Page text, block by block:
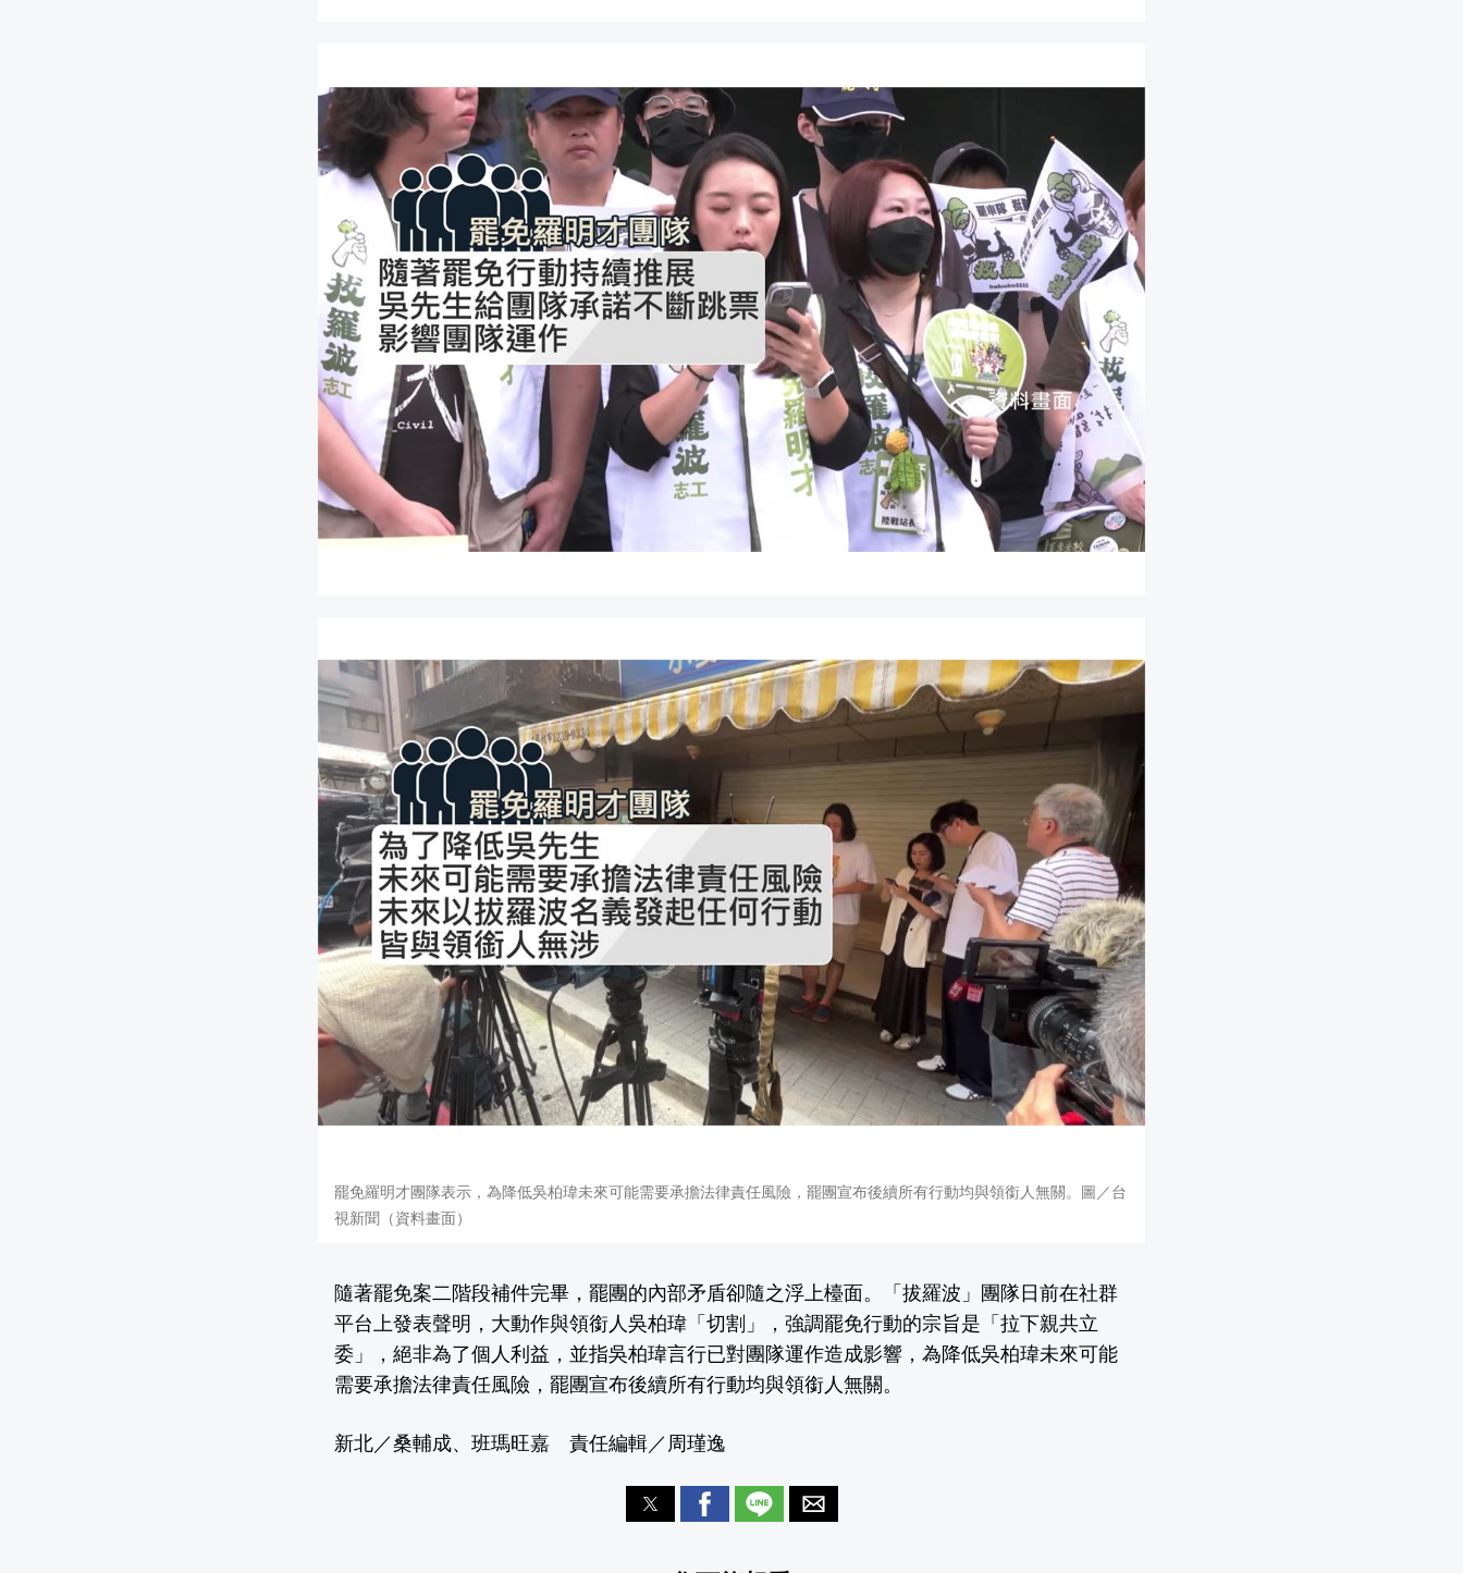
罷免羅明才團隊表示，為降低吳柏瑋未來可能需要承擔法律責任風險，罷團宣布後續所有行動均與領銜人無關。圖／台
視新聞（資料畫面）
隨著罷免案二階段補件完畢，罷團的內部矛盾卻隨之浮上檯面。「拔羅波」團隊日前在社群
平台上發表聲明，大動作與領銜人吳柏瑋「切割」，強調罷免行動的宗旨是「拉下親共立
委」，絕非為了個人利益，並指吳柏瑋言行已對團隊運作造成影響，為降低吳柏瑋未來可能
需要承擔法律責任風險，罷團宣布後續所有行動均與領銜人無關。
新北／桑輔成、班瑪旺嘉 責任編輯／周瑾逸